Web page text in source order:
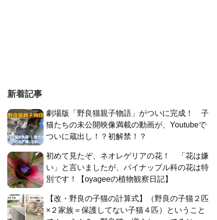
新着記事
劇場版「野良猫親子物語」がついに完成！ 子
猫たちの未公開映像満載の動画が、Youtubeで
ついに蔵出し！？初解禁！？
初めて見たぞ、ネオレゲリアの花！ 「花は嫌
い」と言いましたが、パイナップル科の花は特
別です！【oyageeの植物観察日記】
【改・野良の子猫の計算式】（野良の子猫２匹
×２家族＝保護してない子猫４匹）ということ